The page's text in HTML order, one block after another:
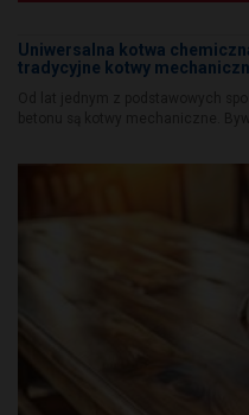
Uniwersalna kotwa
tradycyjne kotwy